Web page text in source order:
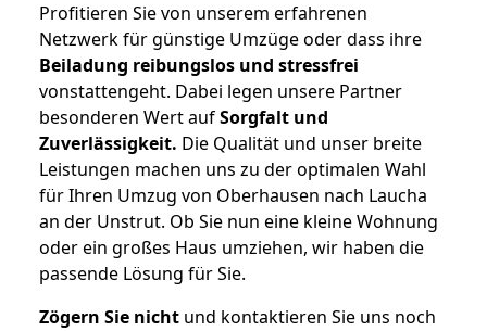
Profitieren Sie von unserem erfahrenen
Netzwerk für günstige Umzüge oder dass ihre
Beiladung reibungslos und stressfrei
vonstattengeht. Dabei legen unsere Partner
besonderen Wert aufSorgfalt und
Zuverlässigkeit. Die Qualität und unser breite
Leistungen machen uns zu der optimalen Wahl
für Ihren Umzug von Oberhausen nach Laucha
an der Unstrut. Ob Sie nun eine kleine Wohnung
oder ein großes Haus umziehen, wir haben die
passende Lösung für Sie.
Zögern Sie nicht und kontaktieren Sie uns noch